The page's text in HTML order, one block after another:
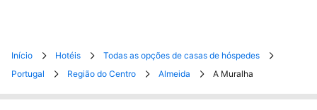
Início Hotéis
Todas as opções de casas de hóspedes
Portugal
Região do Centro Almeida A Muralha